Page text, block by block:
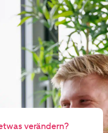
verändern?